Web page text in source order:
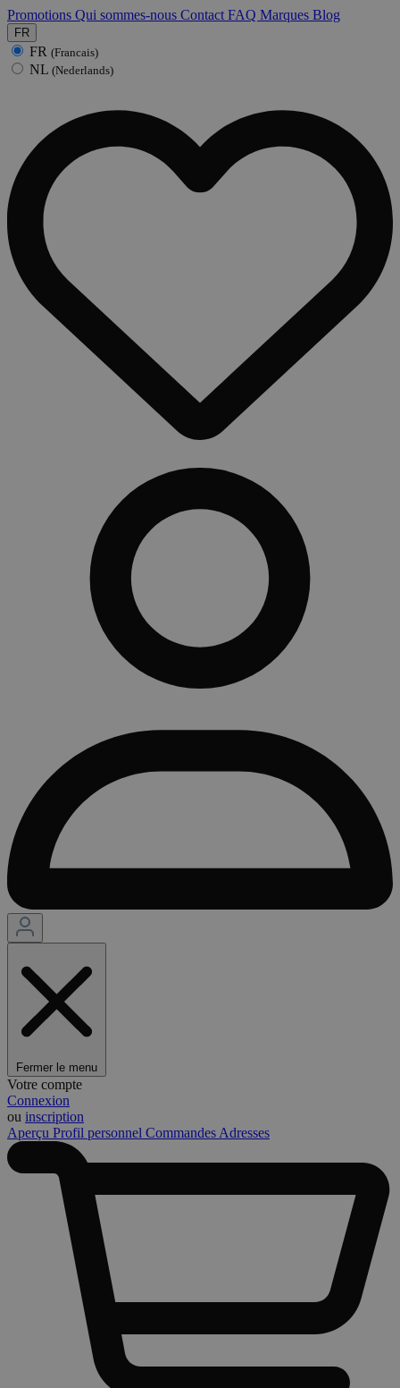
Promotions Qui sommes-nous Contact FAQ Marques Blog
FR
FR (Francais)
NL (Nederlands)
Fermer le menu
Votre compte
Connexion
ou inscription
Aperçu Profil personnel Commandes Adresses